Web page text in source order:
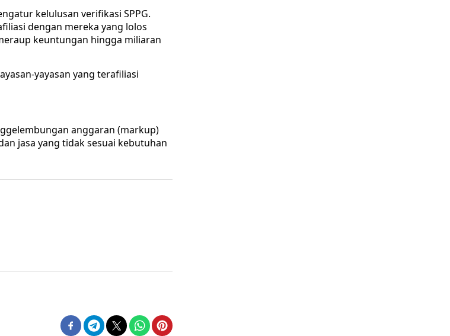
kelulusan verifikasi SPPG.
dengan mereka yang lolos
keuntungan hingga miliaran
yayasan yang terafiliasi
anggaran (markup)
jasa yang tidak sesuai kebutuhan